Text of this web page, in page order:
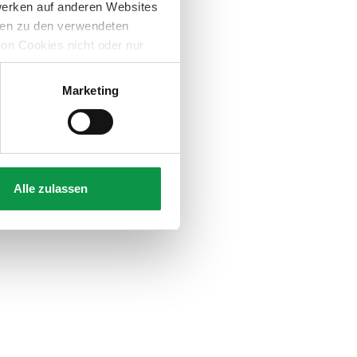
auf anderen Websites
zu den verwendeten
Cookies nicht oder nur
Marketing
Alle zulassen